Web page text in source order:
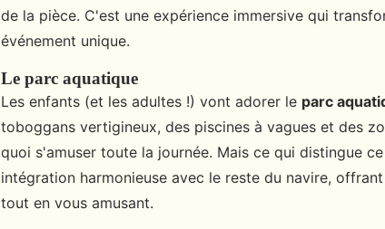
de la pièce. C'est une expérience immersive qui
événement unique.
Le parc aquatique
Les enfants (et les adultes !) vont adorer le parc
toboggans vertigineux, des piscines à vagues et des
quoi s'amuser toute la journée. Mais ce qui distingue
intégration harmonieuse avec le reste du navire,
tout en vous amusant.